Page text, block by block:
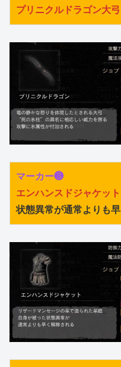
プリニクルドラゴン大
マーカー❸
エンハンスドジャケット
状態異常が通常よりも